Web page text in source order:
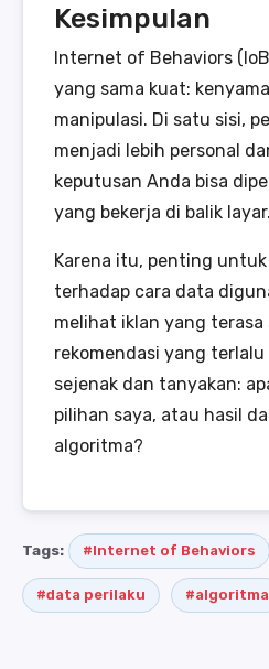
Kesimpulan
Internet of Behaviors
yang sama kuat:
manipulasi. Di satu sisi,
menjadi lebih personal
keputusan Anda bisa
yang bekerja di balik layar.
Karena itu, penting
terhadap cara data
melihat iklan yang
rekomendasi yang
sejenak dan tanyakan:
pilihan saya, atau hasil
algoritma?
Tags: #Internet of Behaviors
#data perilaku #algoritma